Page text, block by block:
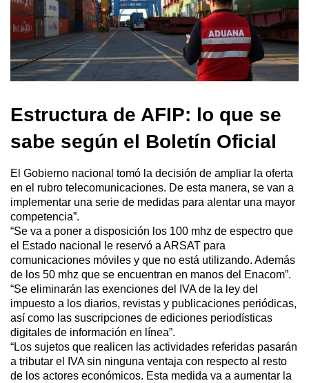
Estructura de AFIP: lo que se
sabe según el Boletín Oficial
El Gobierno nacional tomó la decisión de ampliar la oferta
en el rubro telecomunicaciones. De esta manera, se van a
implementar una serie de medidas para alentar una mayor
competencia”.
“Se va a poner a disposición los 100 mhz de espectro que
el Estado nacional le reservó a ARSAT para
comunicaciones móviles y que no está utilizando. Además
de los 50 mhz que se encuentran en manos del Enacom”.
“Se eliminarán las exenciones del IVA de la ley del
impuesto a los diarios, revistas y publicaciones periódicas,
así como las suscripciones de ediciones periodísticas
digitales de información en línea”.
“Los sujetos que realicen las actividades referidas pasarán
a tributar el IVA sin ninguna ventaja con respecto al resto
de los actores económicos. Esta medida va a aumentar la